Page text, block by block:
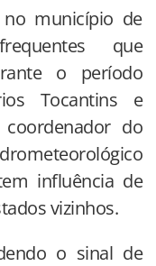
município de
que
o período
Tocantins e
do
influência de
vizinhos.
o sinal de